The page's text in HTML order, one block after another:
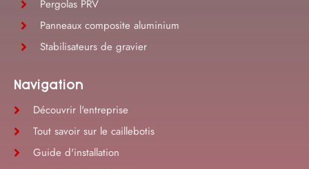
Pergolas PRV
Panneaux composite aluminium
Stabilisateurs de gravier
Navigation
Découvrir l'entreprise
Tout savoir sur le caillebotis
Guide d'installation